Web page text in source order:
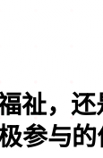
祉，还
参与的